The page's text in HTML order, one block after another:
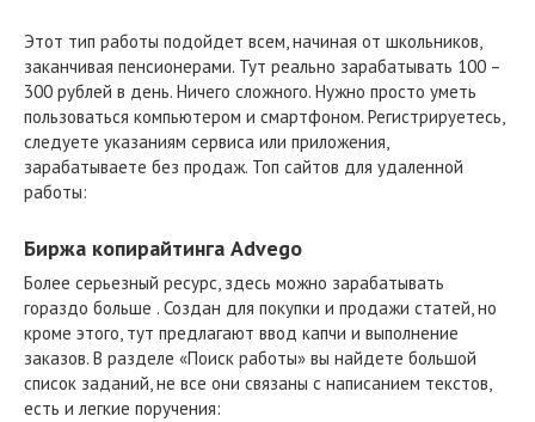
Этот тип работы подойдет всем, начиная от школьников,
заканчивая пенсионерами. Тут реально зарабатывать 100 –
300 рублей в день. Ничего сложного. Нужно просто уметь
пользоваться компьютером и смартфоном. Регистрируетесь,
следуете указаниям сервиса или приложения,
зарабатываете без продаж. Топ сайтов для удаленной
работы:
Биржа копирайтинга Advego
Более серьезный ресурс, здесь можно зарабатывать
гораздо больше . Создан для покупки и продажи статей, но
кроме этого, тут предлагают ввод капчи и выполнение
заказов. В разделе «Поиск работы» вы найдете большой
список заданий, не все они связаны с написанием текстов,
есть и легкие поручения: